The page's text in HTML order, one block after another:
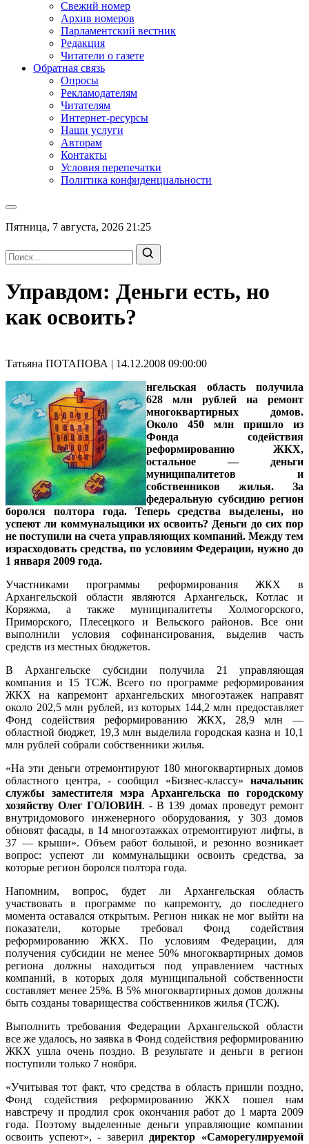
Свежий номер
Архив номеров
Парламентский вестник
Редакция
Читатели о газете
Обратная связь
Опросы
Рекламодателям
Читателям
Интернет-ресурсы
Наши услуги
Авторам
Контакты
Условия перепечатки
Политика конфиденциальности
Пятница, 7 августа, 2026 21:25
Управдом: Деньги есть, но
как освоить?
Татьяна ПОТАПОВА | 14.12.2008 09:00:00
нгельская область получила
628 млн рублей на ремонт
многоквартирных домов.
Около 450 млн пришло из
Фонда содействия
реформированию ЖКХ,
остальное — деньги
муниципалитетов и
собственников жилья. За
федеральную субсидию регион
боролся полтора года. Теперь средства выделены, но
успеют ли коммунальщики их освоить? Деньги до сих пор
не поступили на счета управляющих компаний. Между тем
израсходовать средства, по условиям Федерации, нужно до
1 января 2009 года.
Участниками программы реформирования ЖКХ в
Архангельской области являются Архангельск, Котлас и
Коряжма, а также муниципалитеты Холмогорского,
Приморского, Плесецкого и Вельского районов. Все они
выполнили условия софинансирования, выделив часть
средств из местных бюджетов.
В Архангельске субсидии получила 21 управляющая
компания и 15 ТСЖ. Всего по программе реформирования
ЖКХ на капремонт архангельских многоэтажек направят
около 202,5 млн рублей, из которых 144,2 млн предоставляет
Фонд содействия реформированию ЖКХ, 28,9 млн —
областной бюджет, 19,3 млн выделила городская казна и 10,1
млн рублей собрали собственники жилья.
«На эти деньги отремонтируют 180 многоквартирных домов
областного центра, - сообщил «Бизнес-классу» начальник
службы заместителя мэра Архангельска по городскому
хозяйству Олег ГОЛОВИН. - В 139 домах проведут ремонт
внутридомового инженерного оборудования, у 303 домов
обновят фасады, в 14 многоэтажках отремонтируют лифты, в
37 — крыши». Объем работ большой, и резонно возникает
вопрос: успеют ли коммунальщики освоить средства, за
которые регион боролся полтора года.
Напомним, вопрос, будет ли Архангельская область
участвовать в программе по капремонту, до последнего
момента оставался открытым. Регион никак не мог выйти на
показатели, которые требовал Фонд содействия
реформированию ЖКХ. По условиям Федерации, для
получения субсидии не менее 50% многоквартирных домов
региона должны находиться под управлением частных
компаний, в которых доля муниципальной собственности
составляет менее 25%. В 5% многоквартирных домов должны
быть созданы товарищества собственников жилья (ТСЖ).
Выполнить требования Федерации Архангельской области
все же удалось, но заявка в Фонд содействия реформированию
ЖКХ ушла очень поздно. В результате и деньги в регион
поступили только 7 ноября.
«Учитывая тот факт, что средства в область пришли поздно,
Фонд содействия реформированию ЖКХ пошел нам
навстречу и продлил срок окончания работ до 1 марта 2009
года. Поэтому выделенные деньги управляющие компании
освоить успеют», - заверил директор «Саморегулируемой